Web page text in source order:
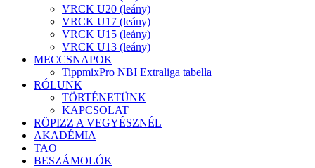
VRCK U20 (leány)
VRCK U17 (leány)
VRCK U15 (leány)
VRCK U13 (leány)
MECCSNAPOK
TippmixPro NBI Extraliga tabella
RÓLUNK
TÖRTÉNETÜNK
KAPCSOLAT
RÖPIZZ A VEGYÉSZNÉL
AKADÉMIA
TAO
BESZÁMOLÓK